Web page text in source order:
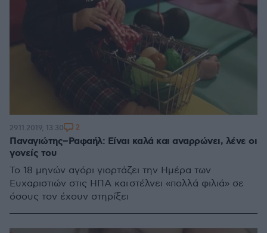
Παναγιώτης–Ραφαήλ: Είναι καλά και αναρρώνει, λένε οι
γονείς του
Το 18 μηνών αγόρι γιορτάζει την Ημέρα των
Ευχαριστιών στις ΗΠΑ και στέλνει «πολλά φιλιά» σε
όσους τον έχουν στηρίξει
29.11.2019, 13:30 2